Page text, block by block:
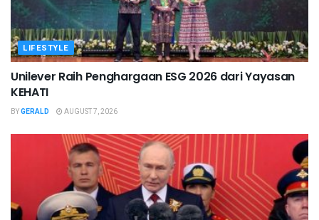
LIFESTYLE
Unilever Raih Penghargaan ESG 2026 dari Yayasan
KEHATI
BYGERALD AUGUST 7, 2026